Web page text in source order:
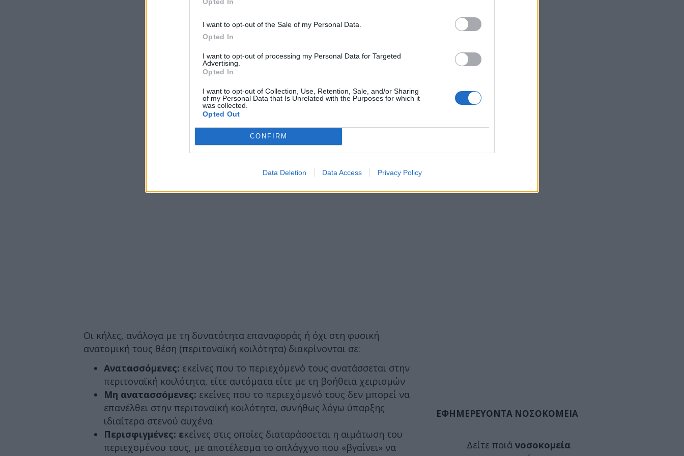
I want to opt-out of the Sale of my Personal Data.
Opted In
I want to opt-out of processing my Personal Data for Targeted
Advertising.
Opted In
I want to opt-out of Collection, Use, Retention, Sale, and/or Sharing
of my Personal Data that Is Unrelated with the Purposes for which it
was collected.
Opted Out
CONFIRM
Data Deletion Data Access Privacy Policy
Οι κήλες, ανάλογα με τη δυνατότητα επαναφοράς ή όχι στη φυσική
ανατομική τους θέση (περιτοναϊκή κοιλότητα) διακρίνονται σε:
Ανατασσόμενες: εκείνες που το περιεχόμενό τους ανατάσσεται στην
περιτοναϊκή κοιλότητα, είτε αυτόματα είτε με τη βοήθεια χειρισμών
Μη ανατασσόμενες: εκείνες που το περιεχόμενό τους δεν μπορεί να
επανέλθει στην περιτοναϊκή κοιλότητα, συνήθως λόγω ύπαρξης
ιδιαίτερα στενού αυχένα
Περισφιγμένες: εκείνες στις οποίες διαταράσσεται η αιμάτωση του
περιεχομένου τους, με αποτέλεσμα το σπλάγχνο που «βγαίνει» να
ΕΦΗΜΕΡΕΥΟΝΤΑ ΝΟΣΟΚΟΜΕΙΑ
Δείτε ποιά νοσοκομεία